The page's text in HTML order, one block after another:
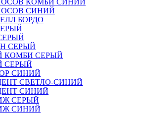
КОМБИ СИНИЙ
СИНИЙ
БОРДО
СЕРЫЙ
КОМБИ СЕРЫЙ
СЕРЫЙ
СИНИЙ
СВЕТЛО-СИНИЙ
СИНИЙ
СЕРЫЙ
СИНИЙ